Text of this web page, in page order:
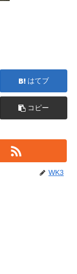
はてブ
コピー
WK3